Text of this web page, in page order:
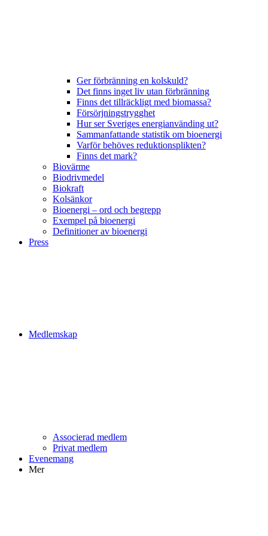
Ger förbränning en kolskuld?
Det finns inget liv utan förbränning
Finns det tillräckligt med biomassa?
Försörjningstrygghet
Hur ser Sveriges energianvänding ut?
Sammanfattande statistik om bioenergi
Varför behöves reduktionsplikten?
Finns det mark?
Biovärme
Biodrivmedel
Biokraft
Kolsänkor
Bioenergi – ord och begrepp
Exempel på bioenergi
Definitioner av bioenergi
Press
Medlemskap
Associerad medlem
Privat medlem
Evenemang
Mer